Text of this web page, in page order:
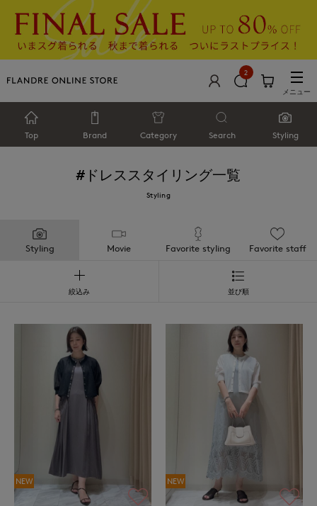
2
メニュー
Top Brand Category Search Styling
#ドレス スタイリング一覧
Styling
Styling Movie Favorite styling Favorite staff
絞込み 並び順
NEW NEW